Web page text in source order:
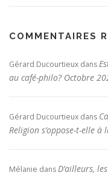
COMMENTAIRES
Gérard Ducourtieux dans
au café-philo? Octobre
Gérard Ducourtieux dans
Religion s’oppose-t-elle à
Mélanie dansD’ailleurs,